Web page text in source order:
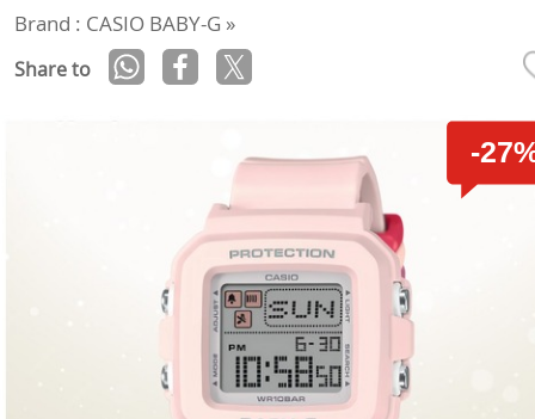
Brand : CASIO BABY-G »
Share to
-